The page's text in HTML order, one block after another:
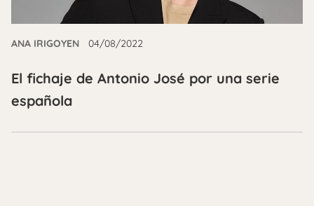
ANA IRIGOYEN 04/08/2022
El fichaje de Antonio José por una serie
española